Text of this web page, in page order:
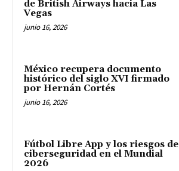
de British Airways hacia Las
Vegas
junio 16, 2026
México recupera documento
histórico del siglo XVI firmado
por Hernán Cortés
junio 16, 2026
Fútbol Libre App y los riesgos de
ciberseguridad en el Mundial
2026